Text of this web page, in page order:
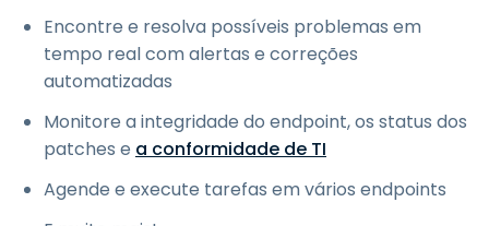
Encontre e resolva possíveis problemas em
tempo real com alertas e correções
automatizadas
Monitore a integridade do endpoint, os status dos
patches e a conformidade de TI
Agende e execute tarefas em vários endpoints